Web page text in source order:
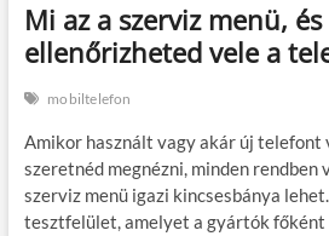
Mi az a szerviz menü,
ellenőrizheted vele a
mobiltelefon
Amikor használt vagy akár új telefont
szeretnéd megnézni, minden rendben
szerviz menü igazi kincsesbánya
tesztfelület, amelyet a gyártók főként